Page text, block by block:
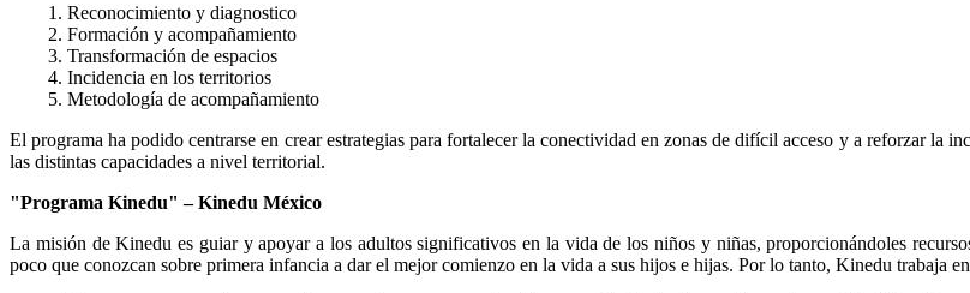
Reconocimiento y diagnostico
Formación y acompañamiento
Transformación de espacios
Incidencia en los territorios
Metodología de acompañamiento
El programa ha podido centrarse en crear estrategias para fortalecer la conectividad en zonas de difícil acceso y a reforzar la
las distintas capacidades a nivel territorial.
"Programa Kinedu" – Kinedu México
La misión de Kinedu es guiar y apoyar a los adultos significativos en la vida de los niños y niñas, proporcionándoles
poco que conozcan sobre primera infancia a dar el mejor comienzo en la vida a sus hijos e hijas. Por lo tanto, Kinedu trabaja